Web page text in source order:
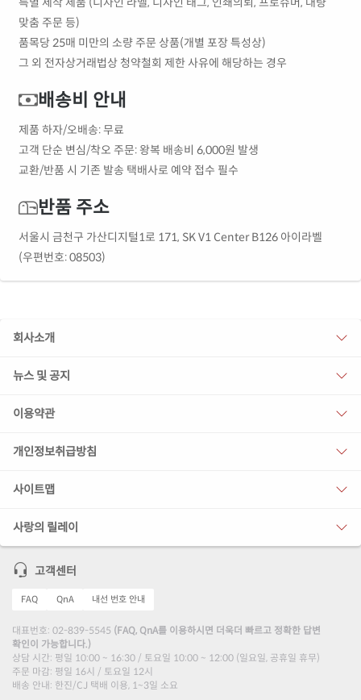
맞춤 주문 등)
품목당 25매 미만의 소량 주문 상품(개별 포장 특성상)
그 외 전자상거래법상 청약철회 제한 사유에 해당하는 경우
배송비 안내
제품 하자/오배송: 무료
고객 단순 변심/착오 주문: 왕복 배송비 6,000원 발생
교환/반품 시 기존 발송 택배사로 예약 접수 필수
반품 주소
서울시 금천구 가산디지털1로 171, SK V1 Center B126 아이라벨
(우편번호: 08503)
회사소개
뉴스 및 공지
이용약관
개인정보취급방침
사이트맵
사랑의 릴레이
고객센터
FAQ QnA 내선 번호 안내
대표번호: 02-839-5545 (FAQ, QnA를 이용하시면 더욱더 빠르고 정확한 답변
확인이 가능합니다.)
상담 시간: 평일 10:00 ~ 16:30 / 토요일 10:00 ~ 12:00 (일요일, 공휴일 휴무)
주문 마감: 평일 16시 / 토요일 12시
배송 안내: 한진/CJ 택배 이용, 1~3일 소요